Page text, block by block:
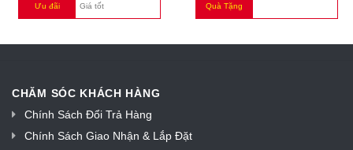
Ưu đãi Giá tốt Quà Tặng
CHĂM SÓC KHÁCH HÀNG
Chính Sách Đổi Trả Hàng
Chính Sách Giao Nhận & Lắp Đặt